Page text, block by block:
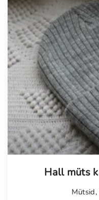
Hall müts
Mütsid,